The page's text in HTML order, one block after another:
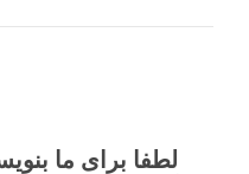
لطفا برای ما